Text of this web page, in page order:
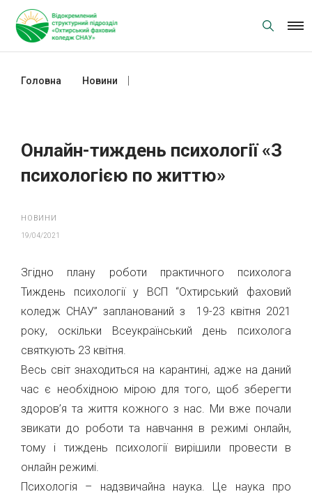
content
Головна Новини
Онлайн-тиждень психології «З
психологією по життю»
НОВИНИ
19/04/2021
Згідно плану роботи практичного психолога
Тиждень психології у ВСП “Охтирський фаховий
коледж СНАУ” запланований з 19-23 квітня 2021
року, оскільки Всеукраїнський день психолога
святкують 23 квітня.
Весь світ знаходиться на карантині, адже на даний
час є необхідною мірою для того, щоб зберегти
здоров’я та життя кожного з нас. Ми вже почали
звикати до роботи та навчання в режимі онлайн,
тому і тиждень психології вирішили провести в
онлайн режимі.
Психологія – надзвичайна наука. Це наука про